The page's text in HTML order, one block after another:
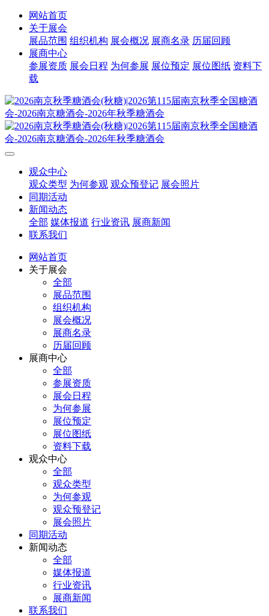
网站首页
关于展会
展品范围 组织机构 展会概况 展商名录 历届回顾
展商中心
参展资质 展会日程 为何参展 展位预定 展位图纸 资料下
载
观众中心
观众类型 为何参观 观众预登记 展会照片
同期活动
新闻动态
全部 媒体报道 行业资讯 展商新闻
联系我们
网站首页
关于展会
全部
展品范围
组织机构
展会概况
展商名录
历届回顾
展商中心
全部
参展资质
展会日程
为何参展
展位预定
展位图纸
资料下载
观众中心
全部
观众类型
为何参观
观众预登记
展会照片
同期活动
新闻动态
全部
媒体报道
行业资讯
展商新闻
联系我们